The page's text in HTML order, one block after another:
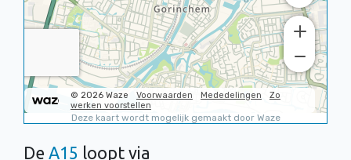
De A15 loopt via